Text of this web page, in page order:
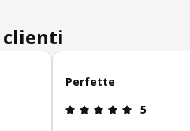
clienti
5 di 5 stelle.
Perfette
5